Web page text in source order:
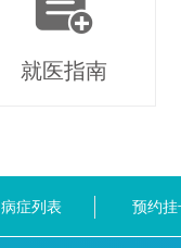
就医指南
病症列表 预约挂